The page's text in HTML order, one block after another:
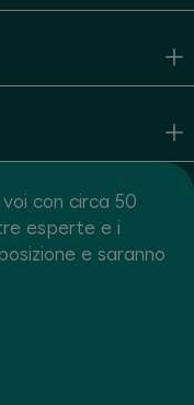
con circa 50
esperte e i
e saranno